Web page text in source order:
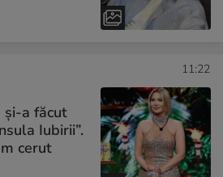
11:22
și-a făcut
Iubirii”.
cerut